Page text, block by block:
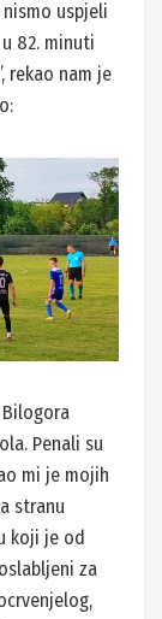
uspjeli
82. minuti
rekao nam je
Penali su
mi je mojih
stranu
koji je od
za